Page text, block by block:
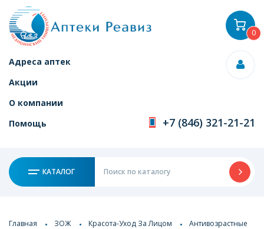
Адреса аптек
Акции
О компании
Помощь
+7 (846) 321-21-21
КАТАЛОГ
0
Главная ЗОЖ Красота-Уход За Лицом
Антивозрастные